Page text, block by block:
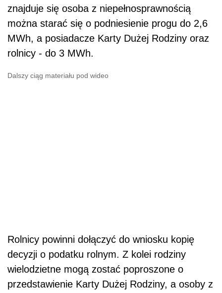
znajduje się osoba z niepełnosprawnością
można starać się o podniesienie progu do 2,6
MWh, a posiadacze Karty Dużej Rodziny oraz
rolnicy - do 3 MWh.
Dalszy ciąg materiału pod wideo
Rolnicy powinni dołączyć do wniosku kopię
decyzji o podatku rolnym. Z kolei rodziny
wielodzietne mogą zostać poproszone o
przedstawienie Karty Dużej Rodziny, a osoby z